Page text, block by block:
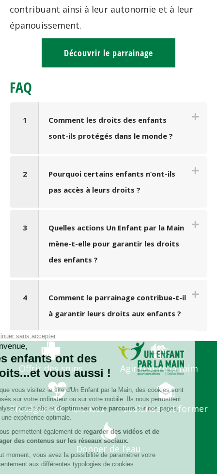
Continuer sans accepter
Bienvenue,
Les enfants ont des
droits...et vous aussi !
Lorsque vous visitez le site d'Un Enfant par la Main, des cookies sont
déposés sur votre ordinateur ou sur votre mobile. Ils nous permettent
d'analyser notre trafic et d'optimiser votre parcourssur nos pages,
pour une expérience optimale.
Ils vous permettent également deregarder des vidéos et de
partager des contenus sur les réseaux sociaux.
À tout moment, vous avez la possibilité de paramétrer votre
consentement aux différentes typologies de cookies.
contribuant ainsi à leur autonomie et à leur
épanouissement.
Découvrir le parrainage
FAQ
1
Comment les droits des enfants
sont-ils protégés dans le monde ?
2
Pourquoi certains enfants n’ont-ils
pas accès à leurs droits ?
3
Quelles actions Un Enfant par la Main
mène-t-elle pour garantir les droits
des enfants ?
4
Comment le parrainage contribue-t-il
à garantir leurs droits aux enfants ?
Offrir des soins Agir contre la faim
Protéger des violences Scolariser et former
Donner de l’eau